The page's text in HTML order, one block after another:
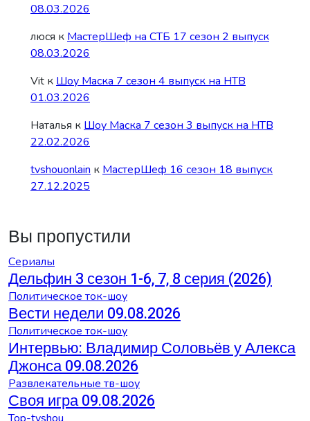
08.03.2026
люся к МастерШеф на СТБ 17 сезон 2 выпуск
08.03.2026
Vit к Шоу Маска 7 сезон 4 выпуск на НТВ
01.03.2026
Наталья к Шоу Маска 7 сезон 3 выпуск на НТВ
22.02.2026
tvshouonlain к МастерШеф 16 сезон 18 выпуск
27.12.2025
Вы пропустили
Сериалы
Дельфин 3 сезон 1-6, 7, 8 серия (2026)
Политическое ток-шоу
Вести недели 09.08.2026
Политическое ток-шоу
Интервью: Владимир Соловьёв у Алекса
Джонса 09.08.2026
Развлекательные тв-шоу
Своя игра 09.08.2026